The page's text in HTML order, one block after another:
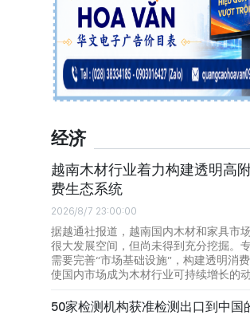
经济
越南木材行业着力构建透明高
费生态系统
2026/8/7 23:00:00
据越通社报道，越南国内木材和家具市
很大发展空间，但尚未得到充分挖掘。
需要完善“市场基础设施”，构建透明消
使国内市场成为木材行业可持续增长的动
50家检测机构获准检测出口到中国